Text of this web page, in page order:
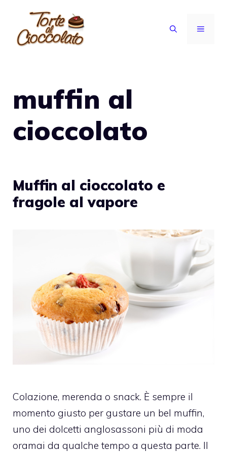
contenuto
MENU
muffin al
cioccolato
Muffin al cioccolato e
fragole al vapore
Colazione, merenda o snack. È sempre il
momento giusto per gustare un bel muffin,
uno dei dolcetti anglosassoni più di moda
oramai da qualche tempo a questa parte. Il